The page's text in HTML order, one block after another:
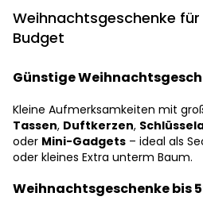
Weihnachtsgeschenke
Budget
Günstige
Kleine Aufmerksamkeiten mit
Tassen, Duftkerzen,
oder Mini-Gadgets – ideal als
oder kleines Extra unterm Baum.
Weihnachtsgeschenke bis